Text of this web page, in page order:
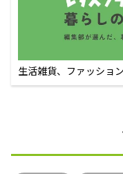
生活雑貨、ファッショ
えるECサイト